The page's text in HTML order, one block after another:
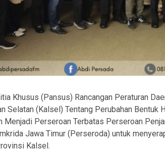
Khusus (Pansus) Rancangan Peraturan
Selatan (Kalsel) Tentang Perubahan Bentuk
Menjadi Perseroan Terbatas Perseroan
Jawa Timur (Perseroda) untuk
Kalsel.